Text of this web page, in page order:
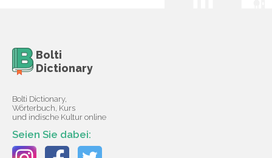
Bolti
Dictionary
Bolti Dictionary,
Wörterbuch, Kurs
und indische Kultur online
Seien Sie dabei: